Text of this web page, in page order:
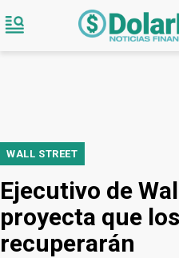
WALL STREET
Ejecutivo de
proyecta que
recuperarán